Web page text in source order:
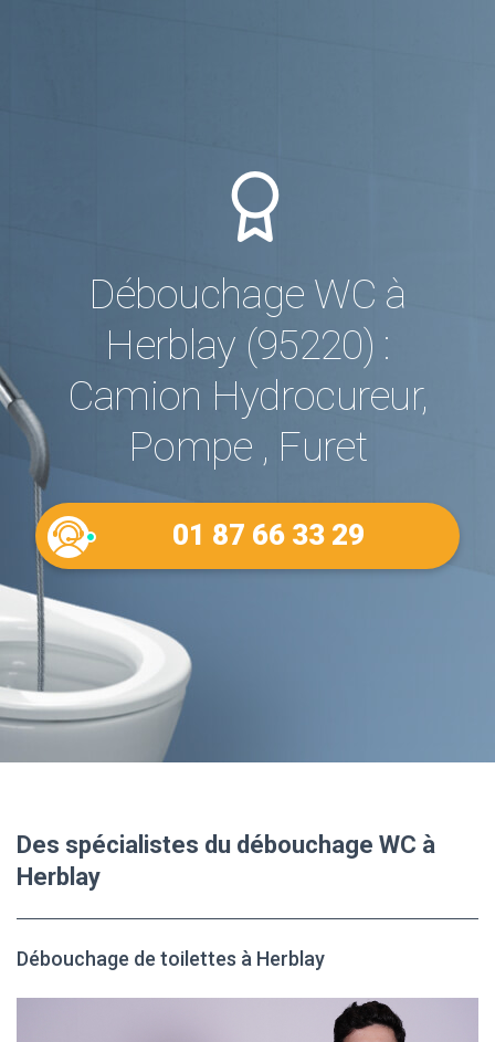
Débouchage WC à
Herblay (95220) :
Camion Hydrocureur,
Pompe , Furet
01 87 66 33 29
Des spécialistes du débouchage WC à
Herblay
Débouchage de toilettes à Herblay